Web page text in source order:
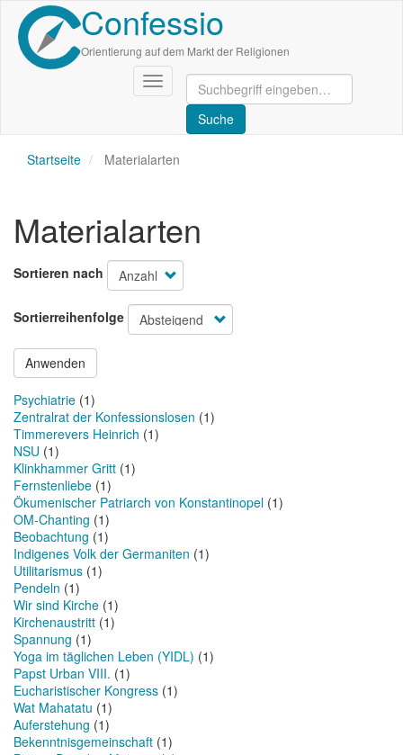
Direkt
zum
Inhalt
Confessio
Orientierung auf dem Markt der Religionen
Navigation
aktivieren/deaktivieren
Startseite Materialarten
Materialarten
Sortieren nach
Sortierreihenfolge
Anwenden
Psychiatrie (1)
Zentralrat der Konfessionslosen (1)
Timmerevers Heinrich (1)
NSU (1)
Klinkhammer Gritt (1)
Fernstenliebe (1)
Ökumenischer Patriarch von Konstantinopel (1)
OM-Chanting (1)
Beobachtung (1)
Indigenes Volk der Germaniten (1)
Utilitarismus (1)
Pendeln (1)
Wir sind Kirche (1)
Kirchenaustritt (1)
Spannung (1)
Yoga im täglichen Leben (YIDL) (1)
Papst Urban VIII. (1)
Eucharistischer Kongress (1)
Wat Mahatatu (1)
Auferstehung (1)
Bekenntnisgemeinschaft (1)